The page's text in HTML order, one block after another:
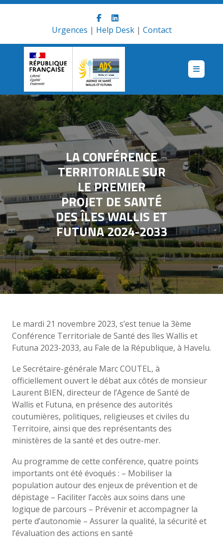
Skip
Urgences | Help Desk| Contact
LA CONFÉRENCE
TERRITORIALE SUR
LE PREMIER
PROJET DE SANTÉ
DES ÎLES WALLIS ET
FUTUNA 2024-2033
Le mardi 21 novembre 2023, s’est tenue la 3ème
Conférence Territoriale de Santé des îles Wallis et
Futuna 2023-2033, au Fale de la République, à Havelu.
Le Secrétaire-générale Marc COUTEL, à
officiellement ouvert le débat aux côtés de monsieur
Laurent BIEN, directeur de l’Agence de Santé de
Wallis et Futuna, en présence des autorités
coutumières, politiques, religieuses et civiles du
Territoire, ainsi que des représentants des
ministères de la santé et des outre-mer.
Au programme de cette conférence, quatre points
importants ont été évoqués : – Mobiliser la
population autour des enjeux de prévention et de
dépistage – Faciliter l’accès aux soins dans une
logique de parcours – Prévenir et accompagner la
perte d’autonomie – Assurer la qualité, la sécurité et
l’évaluation des actions en santé